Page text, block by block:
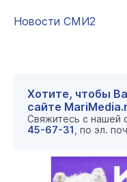
Новости СМИ2
Хотите, чтобы
сайте
Свяжитесь с нашей
45-67-31 , по эл.